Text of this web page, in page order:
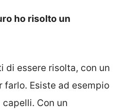
ho risolto un
essere risolta, con un
farlo. Esiste ad esempio
Con un